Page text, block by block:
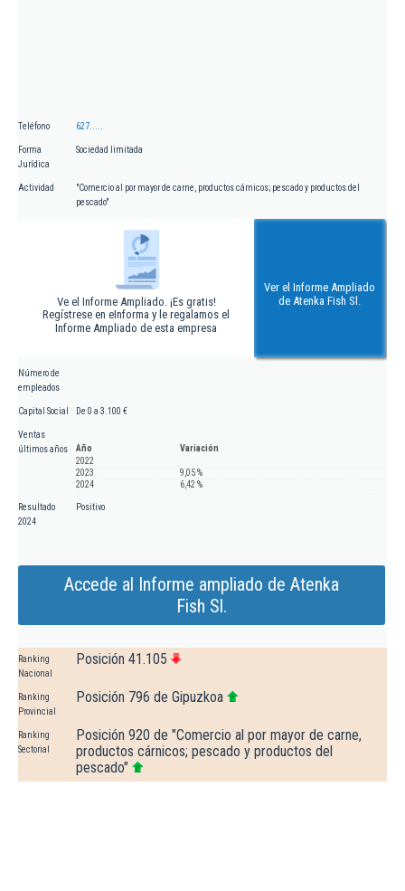
Teléfono 627.....
Forma
Jurídica
Sociedad limitada
Actividad
"Comercio al por mayor de carne, productos cárnicos; pescado y productos del
pescado"
Ve el Informe Ampliado. ¡Es gratis!
Regístrese en eInforma y le regalamos el
Informe Ampliado de esta empresa
Ver el Informe Ampliado
de Atenka Fish Sl.
Número de
empleados
Capital Social De 0 a 3.100 €
Ventas
últimos años
Año
Variación
2022
2023
9,05 %
2024
6,42 %
Resultado
2024
Positivo
Accede al Informe ampliado de Atenka
Fish Sl.
Ranking
Nacional
Posición 41.105
Ranking
Provincial
Posición 796 de Gipuzkoa
Ranking
Sectorial
Posición 920 de "Comercio al por mayor de carne,
productos cárnicos; pescado y productos del
pescado"